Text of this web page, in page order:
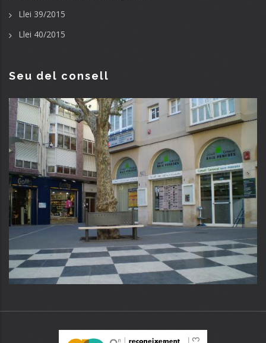
Llei 39/2015
Llei 40/2015
Seu del consell